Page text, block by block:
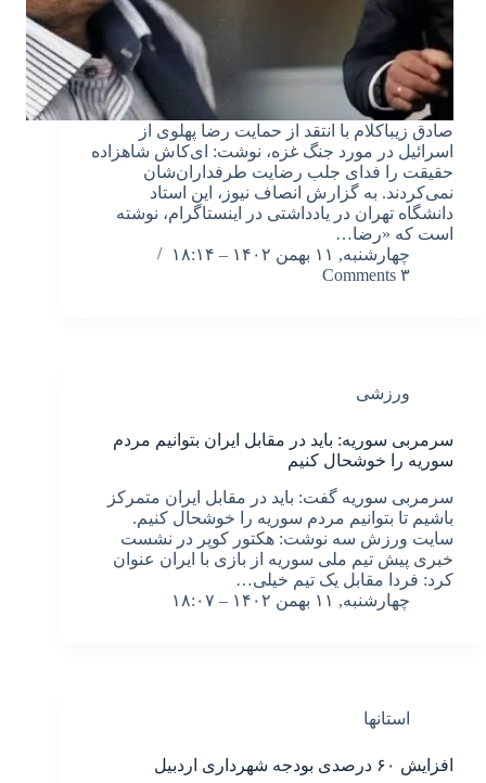
صادق زیباکلام با انتقد از حمایت رضا پهلوی از
اسرائیل در مورد جنگ غزه، نوشت: ای‌کاش شاهزاده
حقیقت را فدای جلب رضایت طرفداران‌شان
نمی‌کردند. به گزارش انصاف نیوز، این استاد
دانشگاه تهران در یادداشتی در اینستاگرام، نوشته
است که «رضا…
چهارشنبه, ۱۱ بهمن ۱۴۰۲ – ۱۸:۱۴
۳ Comments
ورزشی
سرمربی سوریه: باید در مقابل ایران بتوانیم مردم
سوریه را خوشحال کنیم‌
سرمربی سوریه گفت: باید در مقابل ایران متمرکز
باشیم تا بتوانیم مردم سوریه را خوشحال کنیم‌.
سایت ورزش سه نوشت: هکتور کوپر در نشست
خبری پیش تیم ملی سوریه از بازی با ایران عنوان
کرد: فردا مقابل یک تیم خیلی…
چهارشنبه, ۱۱ بهمن ۱۴۰۲ – ۱۸:۰۷
استانها
افزایش ۶۰ درصدی بودجه شهرداری اردبیل